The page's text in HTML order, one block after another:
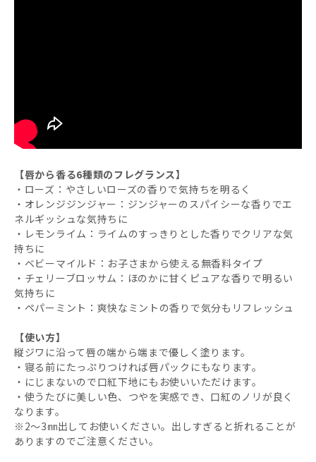
【唇から香る6種類のフレグランス】
・ローズ：やさしいローズの香りで気持ちを明るく
・オレンジジンジャー：ジンジャーのスパイシーな香りでエ
ネルギッシュな気持ちに
・レモンライム：ライムのすっきりとした香りでクリアな気
持ちに
・ベビーマイルド：お子さまから使える無香料タイプ
・チェリーブロッサム：ほのかに甘くピュアな香りで明るい
気持ちに
・ペパーミント：爽快なミントの香りで気分もリフレッシュ
【使い方】
縦ジワに沿って唇の端から端まで優しく塗ります。
・寝る前にたっぷりつければ唇パックにもなります。
・にじまないので口紅下地にもお使いいただけます。
・使うたびに美しい色、つやを実感でき、口紅のノリが良く
なります。
※2～3㎜出してお使いください。出しすぎると折れることが
ありますのでご注意ください。